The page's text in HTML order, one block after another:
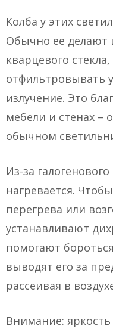
Колба у этих
Обычно ее делают
кварцевого
отфильтровывать
излучение. Это
мебели и стенах –
обычном
Из-за
нагревается.
перегрева или
устанавливают
помогают
выводят его за
рассеивая в
Внимание: